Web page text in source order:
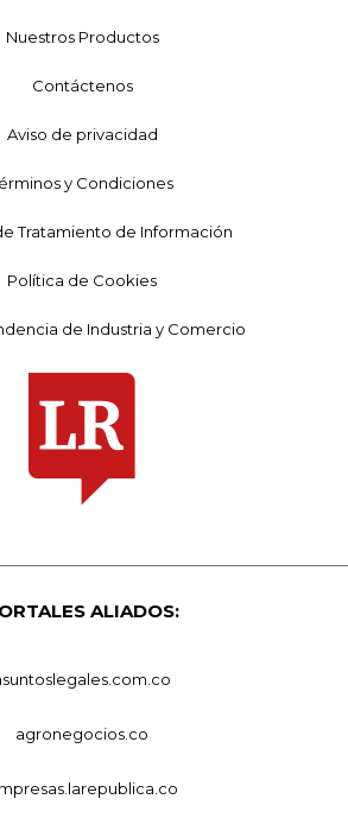
Nuestros Productos
Contáctenos
Aviso de privacidad
y Condiciones
Tratamiento de Información
Política de Cookies
de Industria y Comercio
ALIADOS:
agronegocios.co